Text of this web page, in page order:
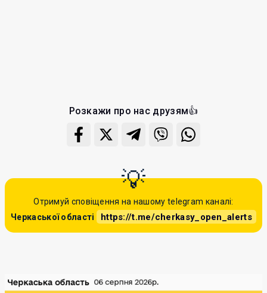
Розкажи про нас друзям👍
Отримуй сповіщення на нашому telegram каналі:
Черкаської області
https://t.me/cherkasy_open_alerts